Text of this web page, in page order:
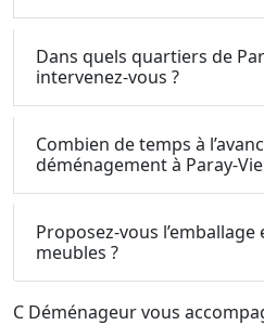
Dans quels quartiers de
intervenez-vous ?
Combien de temps à
déménagement à Paray-
Proposez-vous
meubles ?
C Déménageur vous